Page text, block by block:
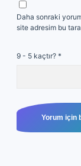
Daha sonraki
site adresim bu
9 - 5 kaçtır? *